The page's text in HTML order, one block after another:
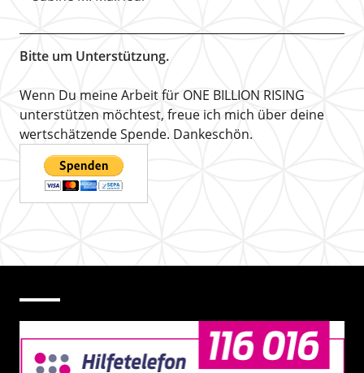
Bitte um Unterstützung.
Wenn Du meine Arbeit für ONE BILLION RISING
unterstützen möchtest, freue ich mich über deine
wertschätzende Spende. Dankeschön.